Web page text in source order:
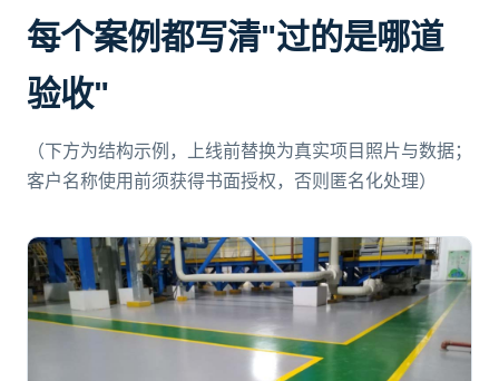
每个案例都写清"过的是哪道
验收"
（下方为结构示例，上线前替换为真实项目照片与数据；
客户名称使用前须获得书面授权，否则匿名化处理）